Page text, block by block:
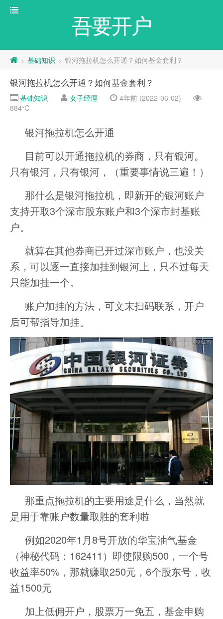
吾要开户
> 基础知识 > 银河拖拉机怎么开通？如何基金套利？
银河拖拉机怎么开通？如何基金套利？
基础知识 女子经理
4年前 (2022-06-02)
884℃
银河拖拉机怎么开通
目前可以开通拖拉机的券商，只有银河。
只有银河，只有银河，（重要事情说三遍！）
那什么是银河拖拉机，即新开的银河账户
支持开取3个深市股东账户和3个深市封基账
户。
就算在其他券商已开过深市账户，也没关
系，可以逐一直接加挂到银河上，只不过每天
只能加挂一个。
账户加挂的方法，可文末扫码联系，开户
后可帮指导加挂。
那重点拖拉机的主要用途是什么，当然就
是用于靠账户数量取胜的套利啦
例如2020年1月8号开放的华宝油气基金
（神秘代码：162411）即使限购500，一个号
收益率50%，那就赚取250元，6个股东号，收
益1500元
加上低佣开户，股票万一免五，基金申购